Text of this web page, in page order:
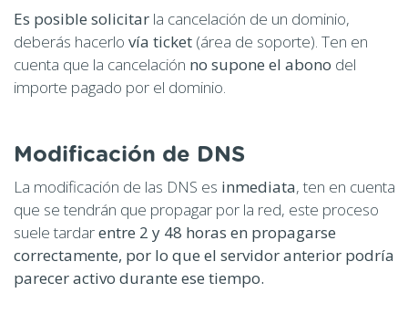
Es posible solicitar la cancelación de un dominio,
deberás hacerlo vía ticket (área de soporte). Ten en
cuenta que la cancelación no supone el abono del
importe pagado por el dominio.
Modificación de DNS
La modificación de las DNS es inmediata, ten en cuenta
que se tendrán que propagar por la red, este proceso
suele tardarentre 2 y 48 horas en propagarse
correctamente, por lo que el servidor anterior podría
parecer activo durante ese tiempo.